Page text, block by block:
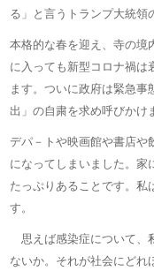
る」と言うトランプ大統領
本格的な春を迎え、寺の境
に入っても新型コロナ禍は
ます。ついに政府は緊急事
出」の自粛を求め呼びかけ
デパ－トや映画館や書店や
になってしまいました。家
たっぷりあることです。私
す。
思えば感染症について、
ないか。それが社会にどれ